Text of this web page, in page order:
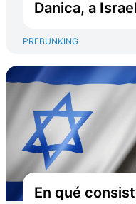
Danica, a Israel
PREBUNKING
En qué